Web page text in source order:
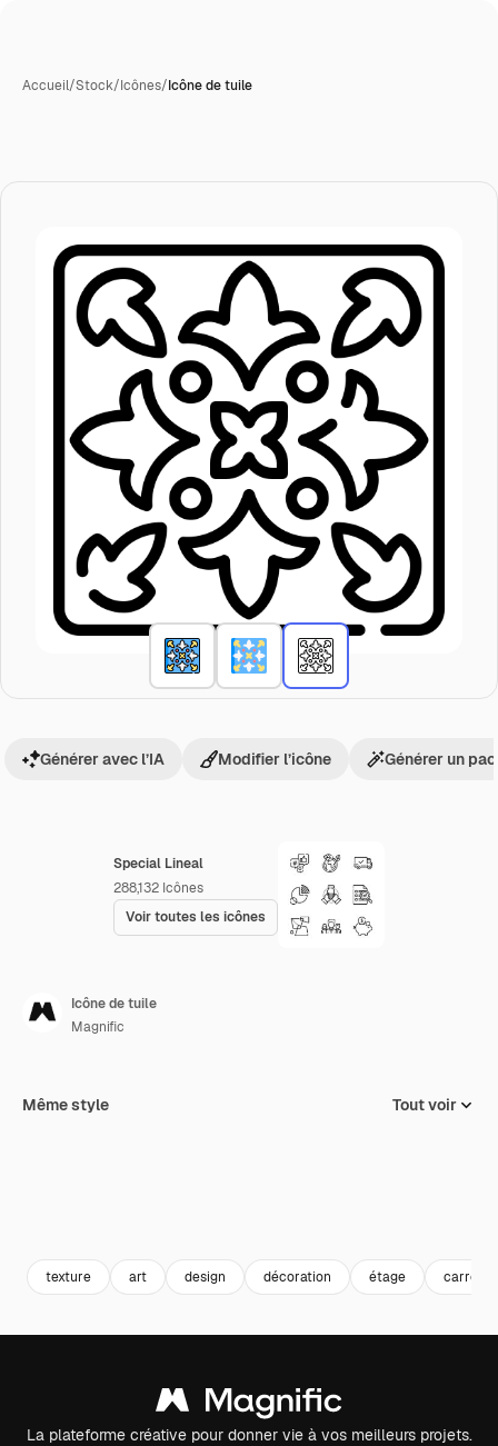
Accueil/Stock/Icônes/Icône de tuile
Special Lineal
288,132 Icônes
Voir toutes les icônes
Générer avec l’IA Modifier l’icône Générer un
Icône de tuile
Magnific
Même style Tout voir
texture art design décoration étage carreau
La plateforme créative pour donner vie à vos meilleurs projets.